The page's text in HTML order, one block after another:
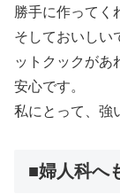
勝手に作ってく
そしておいしい
ットクックがあ
安心です。
私にとって、強
■婦人科へ